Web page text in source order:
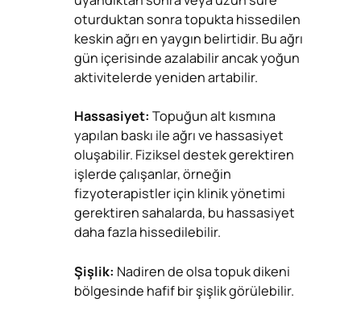
oturduktan sonra topukta hissedilen
keskin ağrı en yaygın belirtidir. Bu ağrı
gün içerisinde azalabilir ancak yoğun
aktivitelerde yeniden artabilir.
Hassasiyet: Topuğun alt kısmına
yapılan baskı ile ağrı ve hassasiyet
oluşabilir. Fiziksel destek gerektiren
işlerde çalışanlar, örneğin
fizyoterapistler için klinik yönetimi
gerektiren sahalarda, bu hassasiyet
daha fazla hissedilebilir.
Şişlik: Nadiren de olsa topuk dikeni
bölgesinde hafif bir şişlik görülebilir.